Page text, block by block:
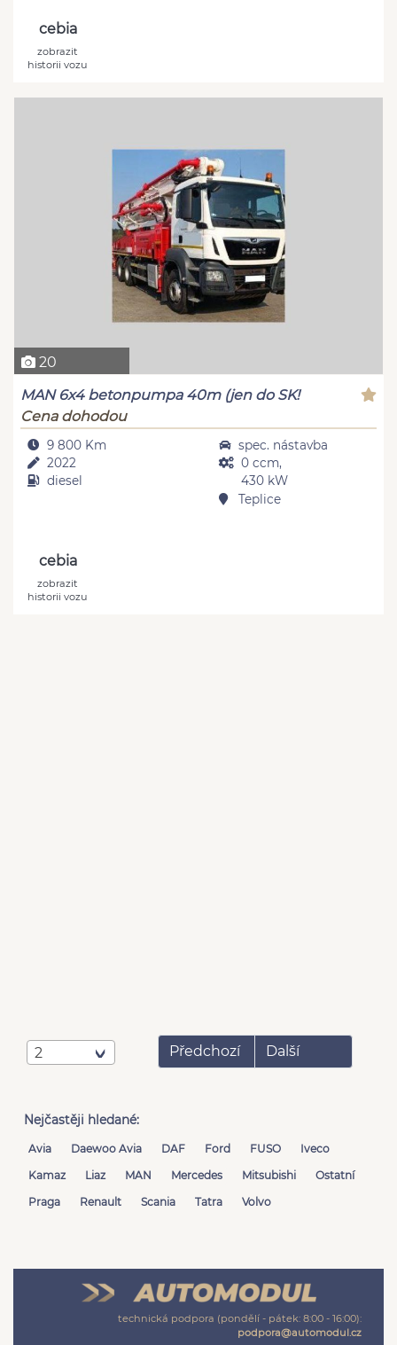
cebia
zobrazit
historii vozu
20
MAN 6x4 betonpumpa 40m (jen do SK!
Cena dohodou
9 800 Km
2022
diesel
spec. nástavba
0 ccm,
430 kW
Teplice
cebia
zobrazit
historii vozu
2 Předchozí Další
Nejčastěji hledané:
Avia Daewoo Avia DAF Ford FUSO
Iveco
Kamaz
Liaz MAN Mercedes Mitsubishi
Ostatní
Praga
Renault Scania Tatra Volvo
technická podpora (pondělí - pátek: 8:00 - 16:00):
podpora@automodul.cz